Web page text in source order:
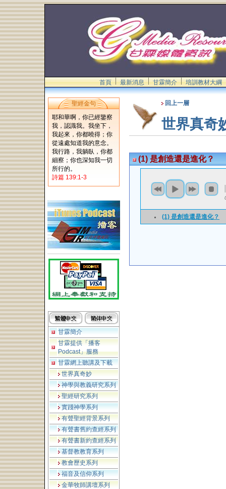
首頁 最新消息 甘霖簡介 培訓教材大綱
聖經金句
耶和華啊，你已經鑒察
我，認識我。我坐下，
我起來，你都曉得；你
從遠處知道我的意念。
我行路，我躺臥，你都
細察；你也深知我一切
所行的。
詩篇 139:1-3
甘霖簡介
甘霖提供「播客
Podcast」服務
甘霖網上聽講及下載
世界真奇妙
神學與教義研究系列
聖經研究系列
實踐神學系列
有聲聖經背景系列
有聲書舊約查經系列
有聲書新約查經系列
基督教教育系列
教會歷史系列
福音及信仰系列
金華牧師講壇系列
回上一層
世界真奇
(1) 是創造還是進化？
(1) 是創造還是進化？